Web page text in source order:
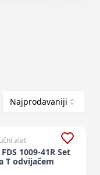
Najprodavaniji
alat
1009-41R Set
T odvijačem